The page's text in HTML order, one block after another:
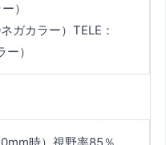
）
ガカラー）TELE：
）